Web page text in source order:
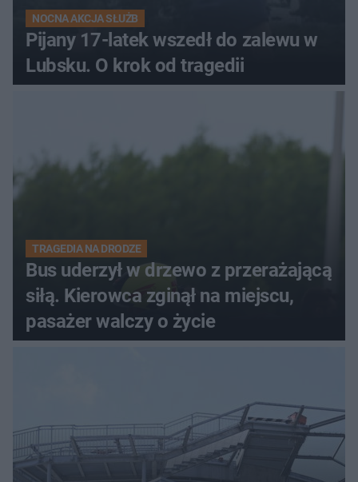
NOCNA AKCJA SŁUŻB
Pijany 17-latek wszedł do zalewu w
Lubsku. O krok od tragedii
TRAGEDIA NA DRODZE
Bus uderzył w drzewo z przerażającą
siłą. Kierowca zginął na miejscu,
pasażer walczy o życie